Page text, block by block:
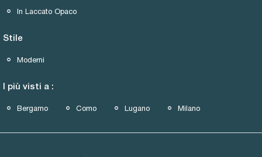
In Laccato Opaco
Stile
Moderni
I più visti a :
Bergamo Como Lugano Milano